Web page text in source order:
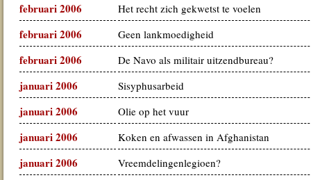
februari 2006 Het recht zich gekwetst te voelen
februari 2006 Geen lankmoedigheid
februari 2006 De Navo als militair uitzendbureau?
januari 2006 Sisyphusarbeid
januari 2006 Olie op het vuur
januari 2006 Koken en afwassen in Afghanistan
januari 2006 Vreemdelingenlegioen?